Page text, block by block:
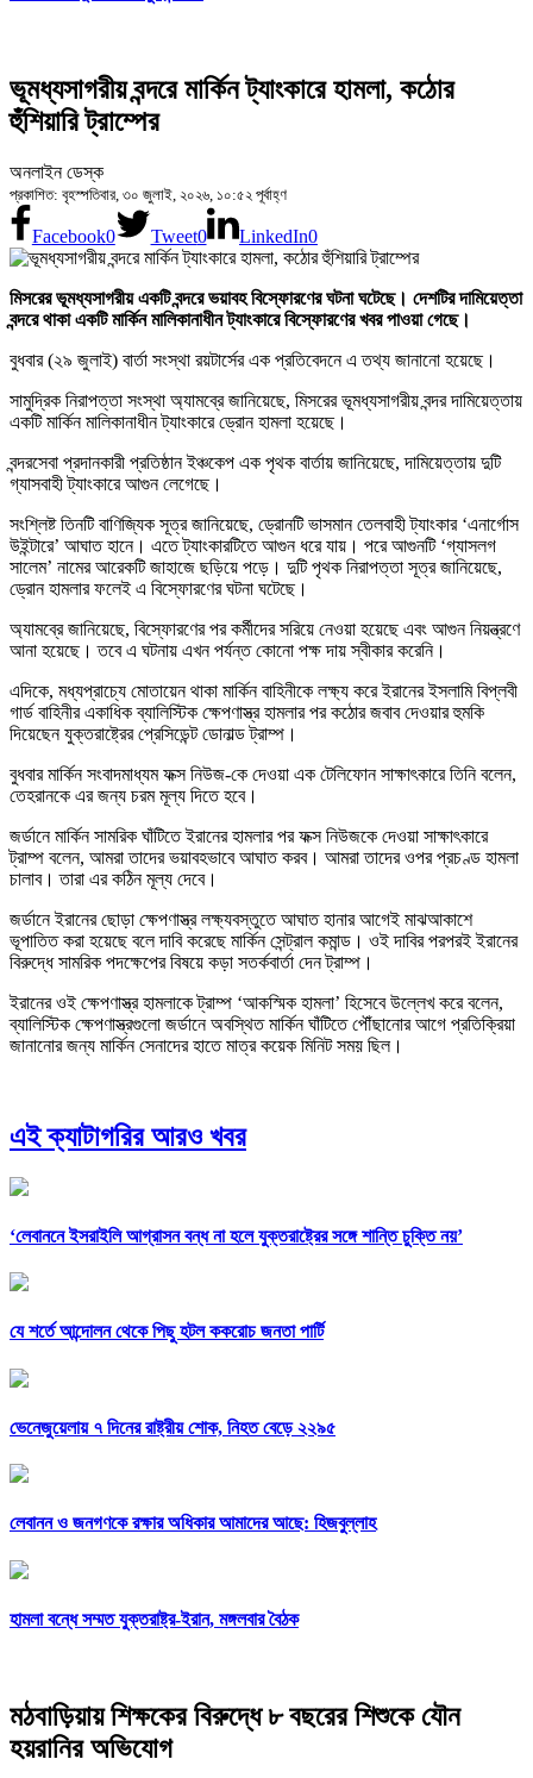
ভূমধ্যসাগরীয় বন্দরে মার্কিন ট্যাংকারে হামলা, কঠোর
হুঁশিয়ারি ট্রাম্পের
অনলাইন ডেস্ক
প্রকাশিত: বৃহস্পতিবার, ৩০ জুলাই, ২০২৬, ১০:৫২ পূর্বাহ্ণ
Facebook0 Tweet0 LinkedIn0
মিসরের ভূমধ্যসাগরীয় একটি বন্দরে ভয়াবহ বিস্ফোরণের ঘটনা ঘটেছে। দেশটির দামিয়েত্তা
বন্দরে থাকা একটি মার্কিন মালিকানাধীন ট্যাংকারে বিস্ফোরণের খবর পাওয়া গেছে।
বুধবার (২৯ জুলাই) বার্তা সংস্থা রয়টার্সের এক প্রতিবেদনে এ তথ্য জানানো হয়েছে।
সামুদ্রিক নিরাপত্তা সংস্থা অ্যামব্রে জানিয়েছে, মিসরের ভূমধ্যসাগরীয় বন্দর দামিয়েত্তায়
একটি মার্কিন মালিকানাধীন ট্যাংকারে ড্রোন হামলা হয়েছে।
বন্দরসেবা প্রদানকারী প্রতিষ্ঠান ইঞ্চকেপ এক পৃথক বার্তায় জানিয়েছে, দামিয়েত্তায় দুটি
গ্যাসবাহী ট্যাংকারে আগুন লেগেছে।
সংশ্লিষ্ট তিনটি বাণিজ্যিক সূত্র জানিয়েছে, ড্রোনটি ভাসমান তেলবাহী ট্যাংকার ‘এনার্গোস
উইন্টারে’ আঘাত হানে। এতে ট্যাংকারটিতে আগুন ধরে যায়। পরে আগুনটি ‘গ্যাসলগ
সালেম’ নামের আরেকটি জাহাজে ছড়িয়ে পড়ে। দুটি পৃথক নিরাপত্তা সূত্র জানিয়েছে,
ড্রোন হামলার ফলেই এ বিস্ফোরণের ঘটনা ঘটেছে।
অ্যামব্রে জানিয়েছে, বিস্ফোরণের পর কর্মীদের সরিয়ে নেওয়া হয়েছে এবং আগুন নিয়ন্ত্রণে
আনা হয়েছে। তবে এ ঘটনায় এখন পর্যন্ত কোনো পক্ষ দায় স্বীকার করেনি।
এদিকে, মধ্যপ্রাচ্যে মোতায়েন থাকা মার্কিন বাহিনীকে লক্ষ্য করে ইরানের ইসলামি বিপ্লবী
গার্ড বাহিনীর একাধিক ব্যালিস্টিক ক্ষেপণাস্ত্র হামলার পর কঠোর জবাব দেওয়ার হুমকি
দিয়েছেন যুক্তরাষ্ট্রের প্রেসিডেন্ট ডোনাল্ড ট্রাম্প।
বুধবার মার্কিন সংবাদমাধ্যম ফক্স নিউজ-কে দেওয়া এক টেলিফোন সাক্ষাৎকারে তিনি বলেন,
তেহরানকে এর জন্য চরম মূল্য দিতে হবে।
জর্ডানে মার্কিন সামরিক ঘাঁটিতে ইরানের হামলার পর ফক্স নিউজকে দেওয়া সাক্ষাৎকারে
ট্রাম্প বলেন, আমরা তাদের ভয়াবহভাবে আঘাত করব। আমরা তাদের ওপর প্রচণ্ড হামলা
চালাব। তারা এর কঠিন মূল্য দেবে।
জর্ডানে ইরানের ছোড়া ক্ষেপণাস্ত্র লক্ষ্যবস্তুতে আঘাত হানার আগেই মাঝআকাশে
ভূপাতিত করা হয়েছে বলে দাবি করেছে মার্কিন সেন্ট্রাল কমান্ড। ওই দাবির পরপরই ইরানের
বিরুদ্ধে সামরিক পদক্ষেপের বিষয়ে কড়া সতর্কবার্তা দেন ট্রাম্প।
ইরানের ওই ক্ষেপণাস্ত্র হামলাকে ট্রাম্প ‘আকস্মিক হামলা’ হিসেবে উল্লেখ করে বলেন,
ব্যালিস্টিক ক্ষেপণাস্ত্রগুলো জর্ডানে অবস্থিত মার্কিন ঘাঁটিতে পৌঁছানোর আগে প্রতিক্রিয়া
জানানোর জন্য মার্কিন সেনাদের হাতে মাত্র কয়েক মিনিট সময় ছিল।
এই ক্যাটাগরির আরও খবর
‘লেবাননে ইসরাইলি আগ্রাসন বন্ধ না হলে যুক্তরাষ্ট্রের সঙ্গে শান্তি চুক্তি নয়’
যে শর্তে আন্দোলন থেকে পিছু হটল ককরোচ জনতা পার্টি
ভেনেজুয়েলায় ৭ দিনের রাষ্ট্রীয় শোক, নিহত বেড়ে ২২৯৫
লেবানন ও জনগণকে রক্ষার অধিকার আমাদের আছে: হিজবুল্লাহ
হামলা বন্ধে সম্মত যুক্তরাষ্ট্র-ইরান, মঙ্গলবার বৈঠক
মঠবাড়িয়ায় শিক্ষকের বিরুদ্ধে ৮ বছরের শিশুকে যৌন
হয়রানির অভিযোগ